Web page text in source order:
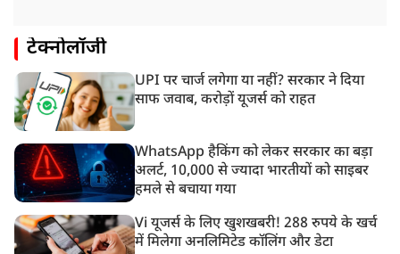
टेक्नोलॉजी
UPI पर चार्ज लगेगा या नहीं? सरकार ने दिया
साफ जवाब, करोड़ों यूजर्स को राहत
WhatsApp हैकिंग को लेकर सरकार का बड़ा
अलर्ट, 10,000 से ज्यादा भारतीयों को साइबर
हमले से बचाया गया
Vi यूजर्स के लिए खुशखबरी! 288 रुपये के खर्च
में मिलेगा अनलिमिटेड कॉलिंग और डेटा